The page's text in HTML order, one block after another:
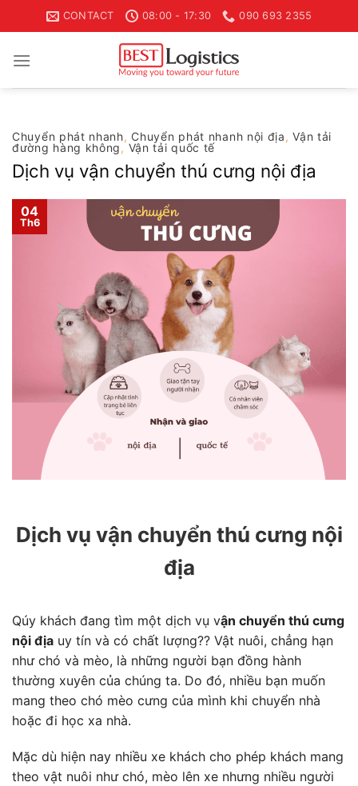
to
CONTACT 08:00 - 17:30 090 693 2355
Chuyển phát nhanh, Chuyển phát nhanh nội địa,Vận tải
đường hàng không, Vận tải quốc tế
Dịch vụ vận chuyển thú cưng nội địa
04
Th6
Dịch vụ vận chuyển thú cưng nội
địa
Qúy khách đang tìm một dịch vụ vận chuyển thú cưng
nội địa uy tín và có chất lượng?? Vật nuôi, chẳng hạn
như chó và mèo, là những người bạn đồng hành
thường xuyên của chúng ta. Do đó, nhiều bạn muốn
mang theo chó mèo cưng của mình khi chuyển nhà
hoặc đi học xa nhà.
Mặc dù hiện nay nhiều xe khách cho phép khách mang
theo vật nuôi như chó, mèo lên xe nhưng nhiều người